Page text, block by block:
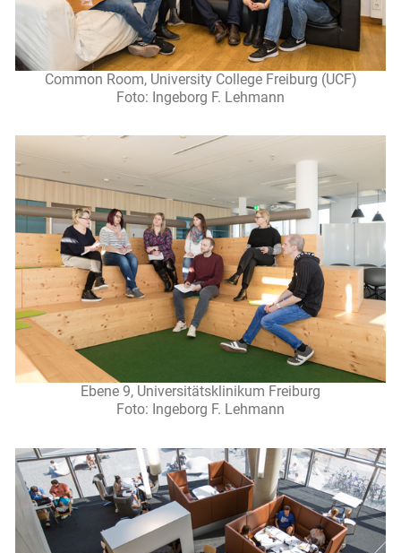
Common Room, University College Freiburg (UCF)
Foto: Ingeborg F. Lehmann
Ebene 9, Universitätsklinikum Freiburg
Foto: Ingeborg F. Lehmann